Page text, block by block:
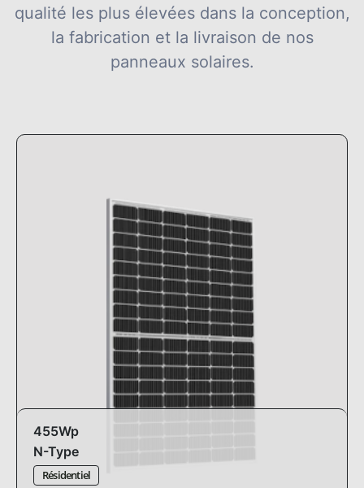
qualité les plus élevées dans la conception,
la fabrication et la livraison de nos
panneaux solaires.
455Wp
N-Type
Résidentiel